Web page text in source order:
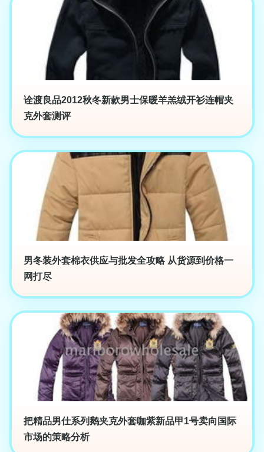
诠渡良品2012秋冬新款男士保暖羊羔绒开衫连帽夹
克外套测评
男冬装外套棉衣供应与批发全攻略 从货源到价格一
网打尽
把精品男仕系列鹅夹克外套咖紫新品甲1号卖向国际
市场的策略分析